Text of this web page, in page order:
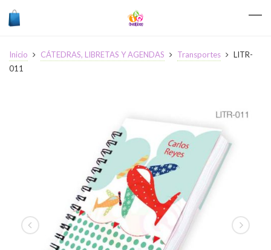
Inicio CÁTEDRAS, LIBRETAS Y AGENDAS Transportes
LITR-
011